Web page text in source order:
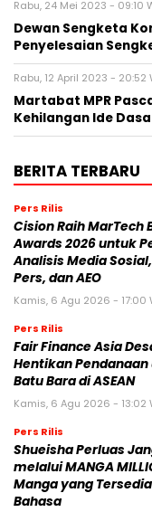
Rabu, 24 Mei 2023 - 09:10
Dewan Sengketa
Penyelesaian
Rabu, 12 April 2023 - 20:52
Martabat MPR
Kehilangan Ide
BERITA TERBARU
Pers Rilis
Cision Raih MarTech
Awards 2026 untuk
Analisis Media
Pers, dan AEO
Kamis, 6 Agu 2026 - 17:00
Pers Rilis
Fair Finance Asia
Hentikan
Batu Bara di ASEAN
Kamis, 6 Agu 2026 - 13:02
Pers Rilis
Shueisha Perluas
melalui MANGA
Manga yang
Bahasa